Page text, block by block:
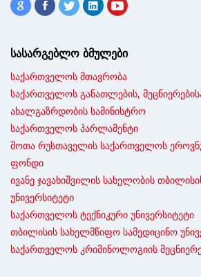
სასარგებლო ბმულები
საქართველოს მთავრობა
საქართველოს განათლების,
ახალგაზრდობის სამინისტრო
საქართველოს პარლამენტი
შოთა რუსთაველის საქართველოს
ფონდი
ივანე ჯავახიშვილის სახელობის
უნივერსიტეტი
საქართველოს ტექნიკური უნივერსიტეტი
თბილისის სახელმწიფო სამედიცინო
საქართველოს კრიმინოლოგიის